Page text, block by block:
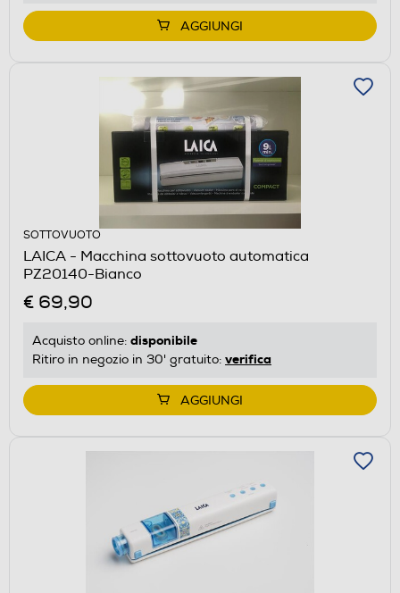
AGGIUNGI
SOTTOVUOTO
LAICA - Macchina sottovuoto automatica
PZ20140-Bianco
€ 69,90
Acquisto online: disponibile
Ritiro in negozio in 30' gratuito: verifica
AGGIUNGI